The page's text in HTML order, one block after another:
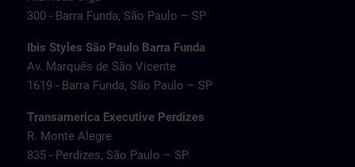
300 - Barra Funda, São Paulo – SP
Ibis Styles São Paulo Barra Funda
Av. Marquês de São Vicente
1619 - Barra Funda, São Paulo – SP
Transamerica Executive Perdizes
R. Monte Alegre
835 - Perdizes, São Paulo – SP